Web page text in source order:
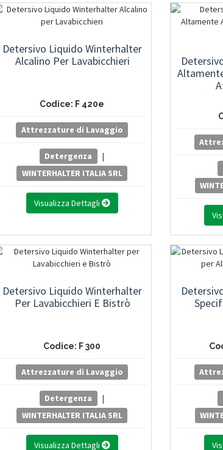
Detersivo Liquido Winterhalter
Alcalino Per Lavabicchieri
Codice: F 420e
Attrezzature di Lavaggio
Detergenza
|
WINTERHALTER ITALIA SRL
Visualizza Dettagli
Detersivo Liquido Winterhalter
Per Lavabicchieri E Bistrò
Codice: F 300
Attrezzature di Lavaggio
Detergenza
|
WINTERHALTER ITALIA SRL
Visualizza Dettagli